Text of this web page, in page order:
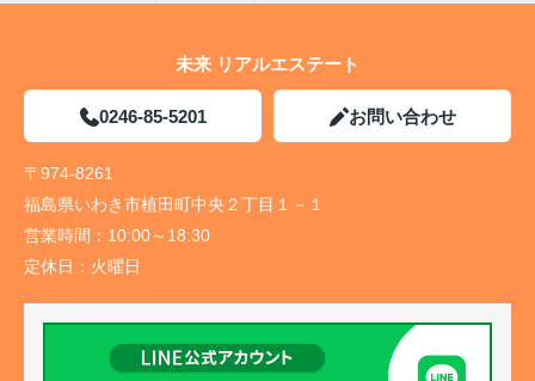
未来 リアルエステート
0246-85-5201 お問い合わせ
〒974-8261
福島県いわき市植田町中央２丁目１－１
営業時間： 10:00～18:30
定休日： 火曜日